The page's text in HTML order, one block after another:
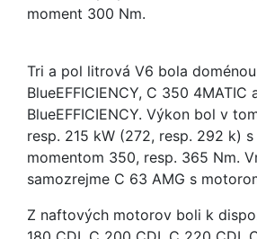
moment 300 Nm.
Tri a pol litrová V6 bola
BlueEFFICIENCY, C 350 4MATIC
BlueEFFICIENCY. Výkon bol v
resp. 215 kW (272, resp. 292 k)
momentom 350, resp. 365 Nm.
samozrejme C 63 AMG s
Z naftových motorov boli k